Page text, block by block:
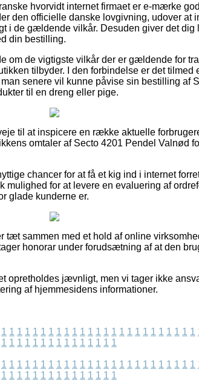
hvorvidt internet firmaet er e-mærke
den officielle danske lovgivning, udover at
i de gældende vilkår. Desuden giver det dig
din bestilling.
om de vigtigste vilkår der er gældende for
tilbyder. I den forbindelse er det tilmed
senere vil kunne påvise sin bestilling af
til en dreng eller pige.
til at inspicere en række aktuelle
omtaler af Secto 4201 Pendel Valnød
chancer for at få et kig ind i internet
mulighed for at levere en evaluering af
glade kunderne er.
tæt sammen med et hold af online
honorar under forudsætning af at den
opretholdes jævnligt, men vi tager ikke
af hjemmesidens informationer.
1 1 1 1 1 1 1 1 1 1 1 1 1 1 1 1 1 1 1 1 1 1 1 1 1
1 1 1 1 1 1 1 1 1 1 1 1 1 1 1
1 1 1 1 1 1 1 1 1 1 1 1 1 1 1 1 1 1 1 1 1 1 1 1 1
1 1 1 1 1 1 1 1 1 1 1 1 1 1 1